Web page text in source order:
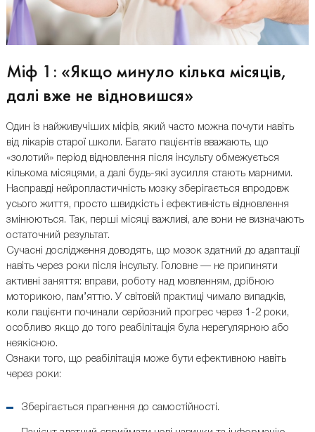
Міф 1: «Якщо минуло кілька місяців,
далі вже не відновишся»
Один із найживучіших міфів, який часто можна почути навіть
від лікарів старої школи. Багато пацієнтів вважають, що
«золотий» період відновлення після інсульту обмежується
кількома місяцями, а далі будь-які зусилля стають марними.
Насправді нейропластичність мозку зберігається впродовж
усього життя, просто швидкість і ефективність відновлення
змінюються. Так, перші місяці важливі, але вони не визначають
остаточний результат.
Сучасні дослідження доводять, що мозок здатний до адаптації
навіть через роки після інсульту. Головне — не припиняти
активні заняття: вправи, роботу над мовленням, дрібною
моторикою, пам’яттю. У світовій практиці чимало випадків,
коли пацієнти починали серйозний прогрес через 1-2 роки,
особливо якщо до того реабілітація була нерегулярною або
неякісною.
Ознаки того, що реабілітація може бути ефективною навіть
через роки:
Зберігається прагнення до самостійності.